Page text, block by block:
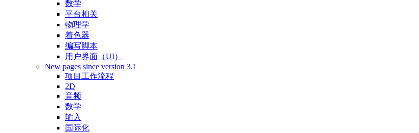
数学
平台相关
物理学
着色器
编写脚本
用户界面（UI）
New pages since version 3.1
项目工作流程
2D
音频
数学
输入
国际化